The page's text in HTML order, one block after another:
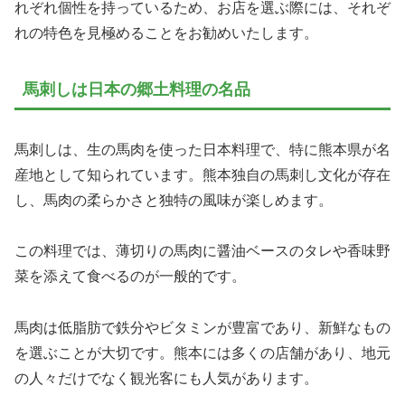
れぞれ個性を持っているため、お店を選ぶ際には、それぞ
れの特色を見極めることをお勧めいたします。
馬刺しは日本の郷土料理の名品
馬刺しは、生の馬肉を使った日本料理で、特に熊本県が名
産地として知られています。熊本独自の馬刺し文化が存在
し、馬肉の柔らかさと独特の風味が楽しめます。
この料理では、薄切りの馬肉に醤油ベースのタレや香味野
菜を添えて食べるのが一般的です。
馬肉は低脂肪で鉄分やビタミンが豊富であり、新鮮なもの
を選ぶことが大切です。熊本には多くの店舗があり、地元
の人々だけでなく観光客にも人気があります。